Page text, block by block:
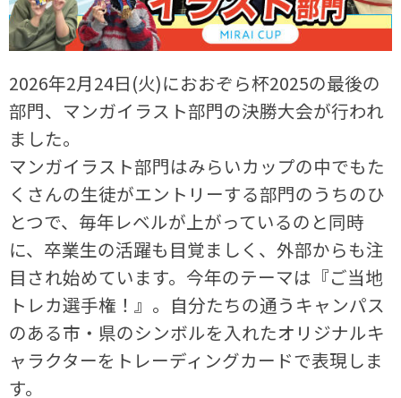
2026年2月24日(火)におおぞら杯2025の最後の
部門、マンガイラスト部門の決勝大会が行われ
ました。
マンガイラスト部門はみらいカップの中でもた
くさんの生徒がエントリーする部門のうちのひ
とつで、毎年レベルが上がっているのと同時
に、卒業生の活躍も目覚ましく、外部からも注
目され始めています。今年のテーマは『ご当地
トレカ選手権！』。自分たちの通うキャンパス
のある市・県のシンボルを入れたオリジナルキ
ャラクターをトレーディングカードで表現しま
す。